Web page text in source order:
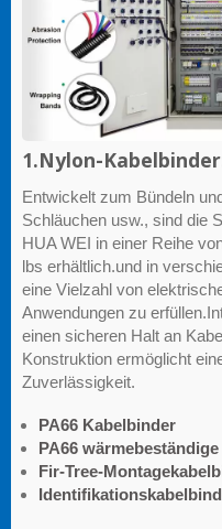
1.Nylon-
Entwickelt zum Bündeln
Schläuchen usw., sind die
HUA WEI in einer Reihe
lbs erhältlich.und in
eine Vielzahl von
Anwendungen zu
einen sicheren Halt an
Konstruktion ermöglicht
Zuverlässigkeit.
PA66 Kabelbinder
PA66
Fir-Tree-